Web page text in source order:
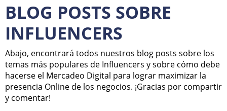
BLOG POSTS SOBRE
INFLUENCERS
Abajo, encontrará todos nuestros blog posts sobre los
temas más populares de Influencers y sobre cómo debe
hacerse el Mercadeo Digital para lograr maximizar la
presencia Online de los negocios. ¡Gracias por compartir
y comentar!